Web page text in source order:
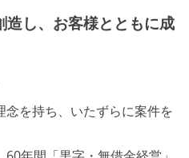
し、お客様とともに成
を持ち、いたずらに案件を